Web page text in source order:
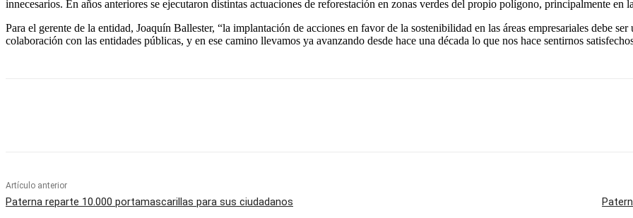
innecesarios. En años anteriores se ejecutaron distintas actuaciones de reforestación en zonas verdes del propio polígono, principalmente
Para el gerente de la entidad, Joaquín Ballester, “la implantación de acciones en favor de la sostenibilidad en las áreas empresariales debe
colaboración con las entidades públicas, y en ese camino llevamos ya avanzando desde hace una década lo que nos hace sentirnos
Artículo anterior
Paterna reparte 10.000 portamascarillas para sus ciudadanos